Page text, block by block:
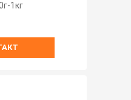
1кг